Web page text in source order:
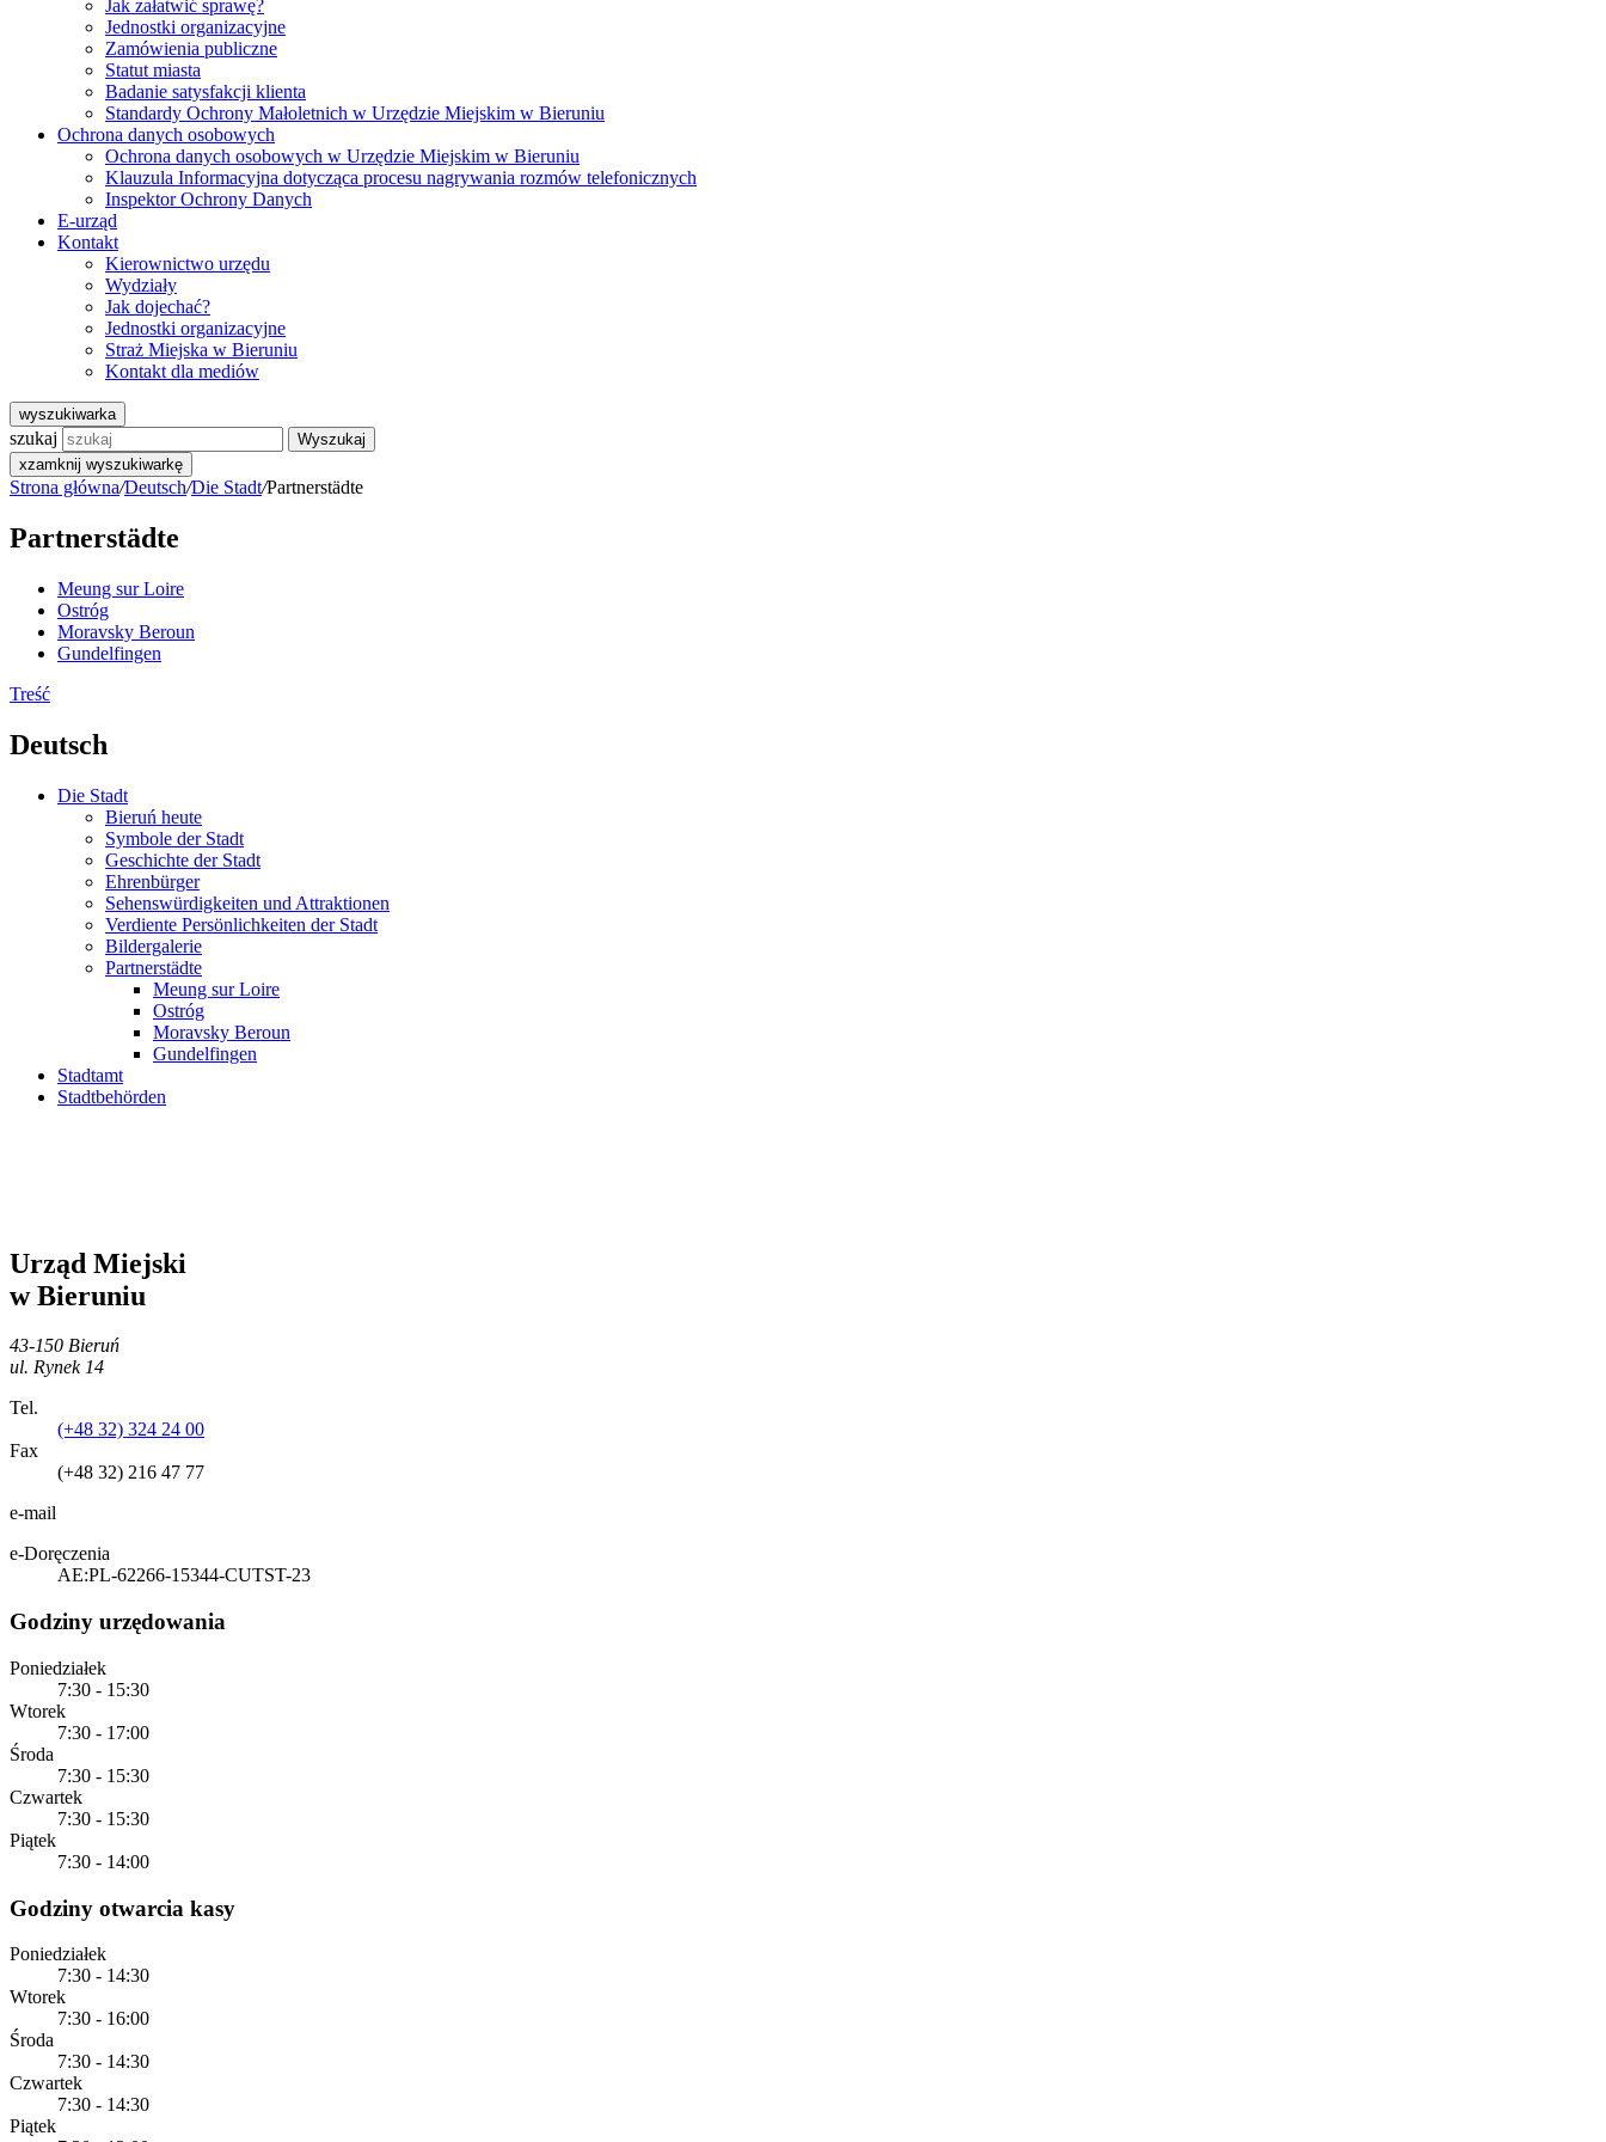
Jak załatwić sprawę?
Jednostki organizacyjne
Zamówienia publiczne
Statut miasta
Badanie satysfakcji klienta
Standardy Ochrony Małoletnich w Urzędzie Miejskim w Bieruniu
Ochrona danych osobowych
Ochrona danych osobowych w Urzędzie Miejskim w Bieruniu
Klauzula Informacyjna dotycząca procesu nagrywania rozmów telefonicznych
Inspektor Ochrony Danych
E-urząd
Kontakt
Kierownictwo urzędu
Wydziały
Jak dojechać?
Jednostki organizacyjne
Straż Miejska w Bieruniu
Kontakt dla mediów
wyszukiwarka
szukaj
Wyszukaj
xzamknij wyszukiwarkę
Strona główna/Deutsch/Die Stadt/Partnerstädte
Partnerstädte
Meung sur Loire
Ostróg
Moravsky Beroun
Gundelfingen
Treść
Deutsch
Die Stadt
Bieruń heute
Symbole der Stadt
Geschichte der Stadt
Ehrenbürger
Sehenswürdigkeiten und Attraktionen
Verdiente Persönlichkeiten der Stadt
Bildergalerie
Partnerstädte
Meung sur Loire
Ostróg
Moravsky Beroun
Gundelfingen
Stadtamt
Stadtbehörden
Urząd Miejski
w Bieruniu
43-150 Bieruń
ul. Rynek 14
Tel.
(+48 32) 324 24 00
Fax
(+48 32) 216 47 77
e-mail
e-Doręczenia
AE:PL-62266-15344-CUTST-23
Godziny urzędowania
Poniedziałek
7:30 - 15:30
Wtorek
7:30 - 17:00
Środa
7:30 - 15:30
Czwartek
7:30 - 15:30
Piątek
7:30 - 14:00
Godziny otwarcia kasy
Poniedziałek
7:30 - 14:30
Wtorek
7:30 - 16:00
Środa
7:30 - 14:30
Czwartek
7:30 - 14:30
Piątek